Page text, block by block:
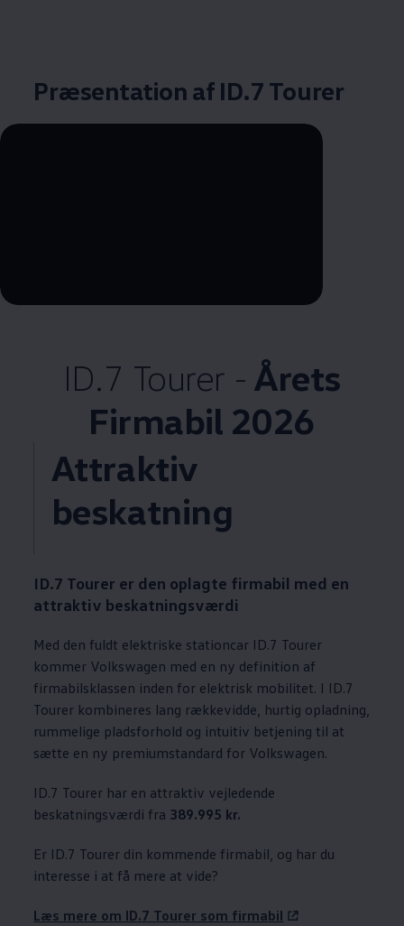
Præsentation af ID.7 Tourer
Remaining time, --:--
ID.7 Tourer - Årets
Firmabil 2026
Attraktiv
beskatning
ID.7 Tourer er den oplagte firmabil med en
attraktiv beskatningsværdi
Med den fuldt elektriske stationcar ID.7 Tourer
kommer Volkswagen med en ny definition af
firmabilsklassen inden for elektrisk mobilitet. I ID.7
Tourer kombineres lang rækkevidde, hurtig opladning,
rummelige pladsforhold og intuitiv betjening til at
sætte en ny premiumstandard for Volkswagen.
ID.7 Tourer har en attraktiv vejledende
beskatningsværdi fra 389.995 kr.
Er ID.7 Tourer din kommende firmabil, og har du
interesse i at få mere at vide?
Læs mere om ID.7 Tourer som firmabil